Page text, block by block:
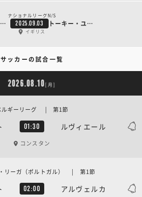
ナショナルリーグN/S
ハンプトン・アンド・リッジモンド・ボロ 2025.09.03 トーキー・ユナイテッド
イギリス
サッカーの試合一覧
2026.08.10[月]
01:30 ルヴィエール
ルギーリーグ | 第1節
コンスタン
02:00 アルヴェルカ
リーガ（ポルトガル） | 第1節